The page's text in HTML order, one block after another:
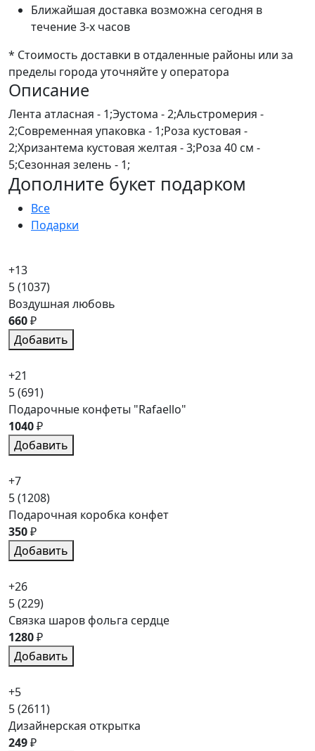
Ближайшая доставка возможна сегодня в
течение 3-х часов
* Стоимость доставки в отдаленные районы или за
пределы города уточняйте у оператора
Описание
Лента атласная - 1;Эустома - 2;Альстромерия -
2;Современная упаковка - 1;Роза кустовая -
2;Хризантема кустовая желтая - 3;Роза 40 см -
5;Сезонная зелень - 1;
Дополните букет подарком
Все
Подарки
+13
5(1037)
Воздушная любовь
660₽
Добавить
+21
5(691)
Подарочные конфеты "Rafaello"
1040₽
Добавить
+7
5(1208)
Подарочная коробка конфет
350₽
Добавить
+26
5(229)
Связка шаров фольга сердце
1280₽
Добавить
+5
5(2611)
Дизайнерская открытка
249₽